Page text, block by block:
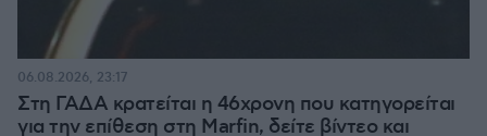
Στη ΓΑΔΑ κρατείται η 46χρονη που κατηγορείται
για την επίθεση στη Marfin, δείτε βίντεο και
06.08.2026, 23:17